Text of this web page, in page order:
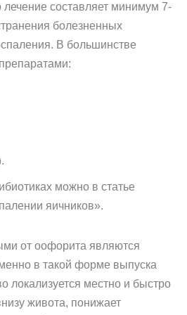
составляет минимум 7-
болезненных
В большинстве
можно в статье
яичников».
от оофорита являются
в такой форме выпуска
локализуется местно и быстро
живота, понижает